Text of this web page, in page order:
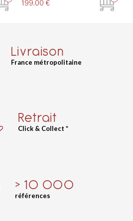
199.00 €
Livraison
France métropolitaine
Retrait
Click & Collect *
> 10 000
références